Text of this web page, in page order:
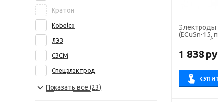
Электроды
(ECuSn-15,
наплавка
1 838
Кратон
Kobelco
ЛЭЗ
СЗСМ
Спецэлектрод
NITTETSU
Показать все (23)